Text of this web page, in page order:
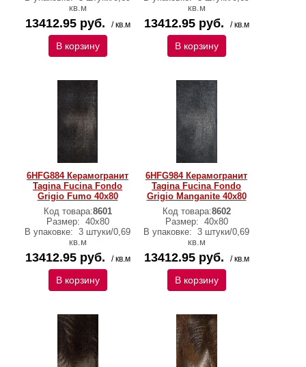
кв.м
13412.95 руб. / кв.м
В корзину
кв.м
13412.95 руб. / кв.м
В корзину
6HFG884 Керамогранит
Tagina Fucina Fondo
Grigio Fumo 40x80
Код товара:8601
Размер: 40x80
В упаковке: 3 штуки/0,69
кв.м
13412.95 руб. / кв.м
В корзину
6HFG984 Керамогранит
Tagina Fucina Fondo
Grigio Manganite 40x80
Код товара:8602
Размер: 40x80
В упаковке: 3 штуки/0,69
кв.м
13412.95 руб. / кв.м
В корзину